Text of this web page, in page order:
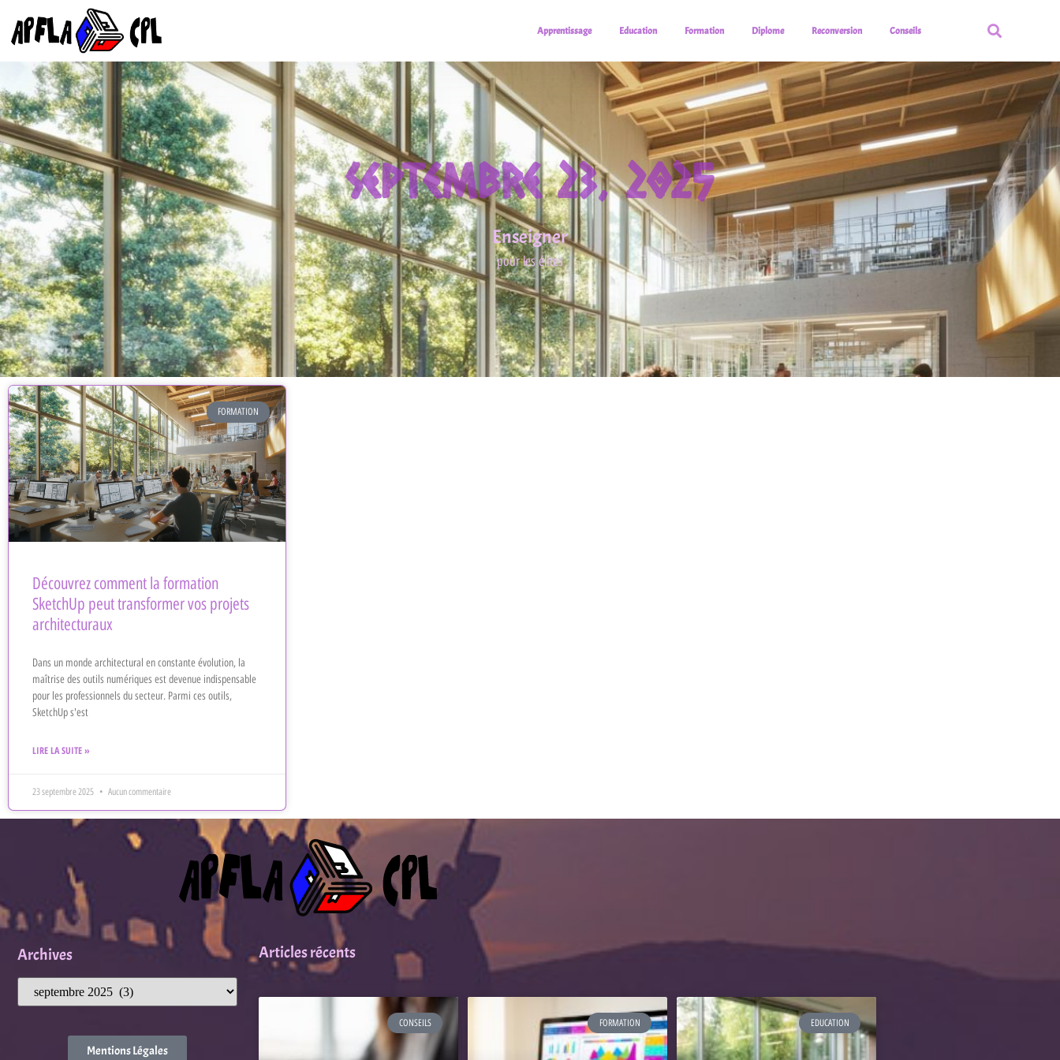
Apprentissage Education Formation Diplome Reconversion Conseils
Septembre 23, 2025
Enseigner
pour les élites
FORMATION
Découvrez comment la formation
SketchUp peut transformer vos projets
architecturaux
Dans un monde architectural en constante évolution, la
maîtrise des outils numériques est devenue indispensable
pour les professionnels du secteur. Parmi ces outils,
SketchUp s'est
LIRE LA SUITE »
23 septembre 2025 Aucun commentaire
Archives
Mentions Légales
Articles récents
CONSEILS FORMATION EDUCATION